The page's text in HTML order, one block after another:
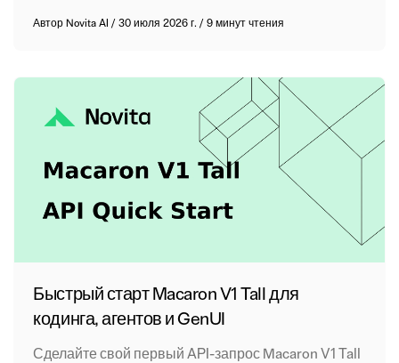
Автор Novita AI /30 июля 2026 г./9 минут чтения
Быстрый старт Macaron V1 Tall для
кодинга, агентов и GenUI
Сделайте свой первый API-запрос Macaron V1 Tall